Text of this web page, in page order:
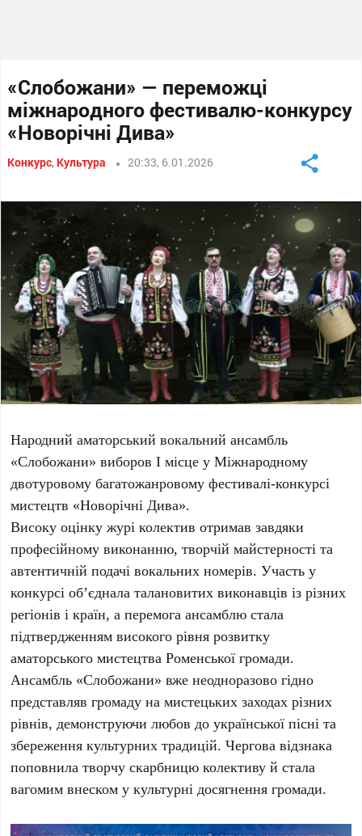
«Слобожани» — переможці
міжнародного фестивалю-конкурсу
«Новорічні Дива»
Конкурс, Культура 20:33, 6.01.2026
Народний аматорський вокальний ансамбль
«Слобожани» виборов І місце у Міжнародному
двотуровому багатожанровому фестивалі-конкурсі
мистецтв «Новорічні Дива».
Високу оцінку журі колектив отримав завдяки
професійному виконанню, творчій майстерності та
автентичній подачі вокальних номерів. Участь у
конкурсі об’єднала талановитих виконавців із різних
регіонів і країн, а перемога ансамблю стала
підтвердженням високого рівня розвитку
аматорського мистецтва Роменської громади.
Ансамбль «Слобожани» вже неодноразово гідно
представляв громаду на мистецьких заходах різних
рівнів, демонструючи любов до української пісні та
збереження культурних традицій. Чергова відзнака
поповнила творчу скарбницю колективу й стала
вагомим внеском у культурні досягнення громади.